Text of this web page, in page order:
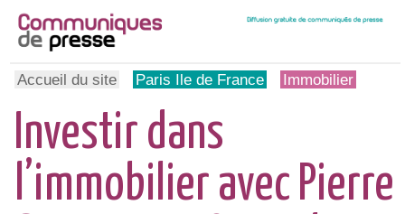
Accueil du site Paris Ile de France Immobilier
Investir dans
l’immobilier avec Pierre